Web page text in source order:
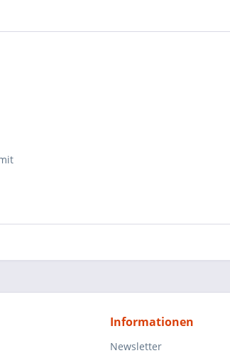
Informationen
Newsletter